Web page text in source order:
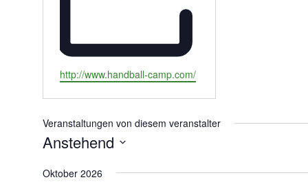
W
s
i
e
http://www.handball-camp.com/
Veranstaltungen von diesem veranstalter
Anstehend
a
Oktober 2026